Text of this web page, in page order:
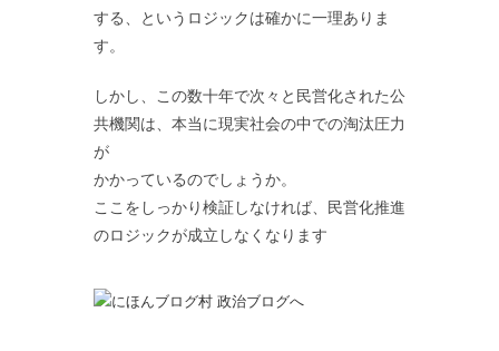
する、というロジックは確かに一理ありま
す。
しかし、この数十年で次々と民営化された公
共機関は、本当に現実社会の中での淘汰圧力
が
かかっているのでしょうか。
ここをしっかり検証しなければ、民営化推進
のロジックが成立しなくなります